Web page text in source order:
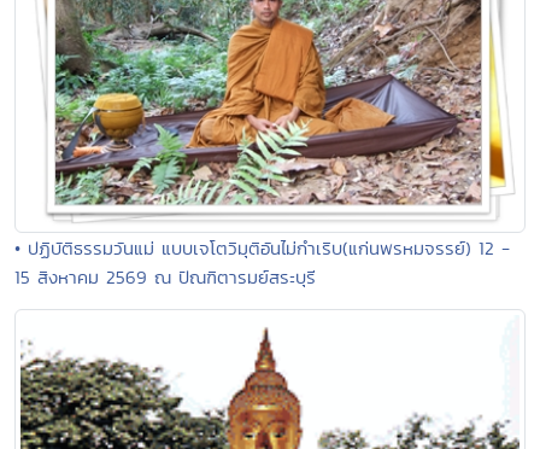
• ปฏิบัติธรรมวันแม่ แบบเจโตวิมุติอันไม่กำเริบ(แก่นพรหมจรรย์) 12 -
15 สิงหาคม 2569 ณ ปัณฑิตารมย์สระบุรี